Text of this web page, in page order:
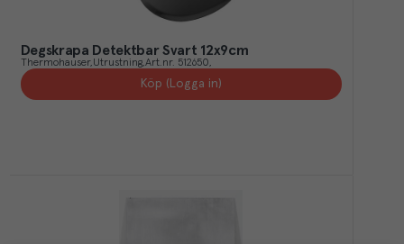
Degskrapa Detektbar Svart 12x9cm
Thermohauser Utrustning Art.nr. 512650
Köp (Logga in)